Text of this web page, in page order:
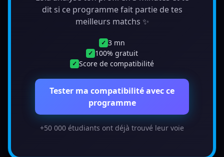
dit si ce programme fait partie de tes
meilleurs matchs ✨
✓ 3 mn
✓ 100% gratuit
✓ Score de compatibilité
Tester ma compatibilité avec ce
programme
+50 000 étudiants ont déjà trouvé leur voie